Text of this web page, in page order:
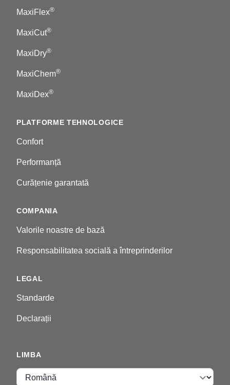
MaxiFlex®
MaxiCut®
MaxiDry®
MaxiChem®
MaxiDex®
PLATFORME TEHNOLOGICE
Confort
Performanță
Curățenie garantată
COMPANIA
Valorile noastre de bază
Responsabilitatea socială a întreprinderilor
LEGAL
Standarde
Declarații
LIMBA
Limba